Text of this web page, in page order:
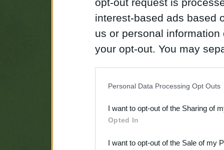
interest-based ads based
us or personal
your opt-out. You may
Downstream Participants
third parties.
Personal Data Processing Opt Outs
I want to opt-out of the Sharing of
Opted In
I want to opt-out of the Sale of my